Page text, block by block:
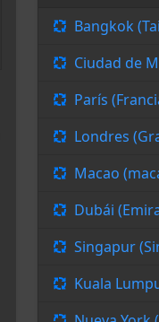
Bangkok
Ciudad de
París
Londres
Macao
Dubái
Singapur
Kuala